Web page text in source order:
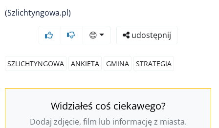
(Szlichtyngowa.pl)
😊 udostępnij
SZLICHTYNGOWA ANKIETA GMINA STRATEGIA
Widziałeś coś ciekawego?
Dodaj zdjęcie, film lub informację z miasta.